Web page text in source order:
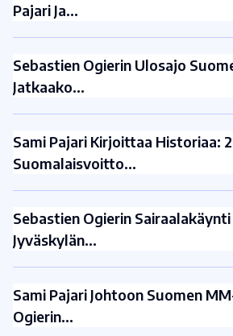
Pajari Ja…
Sebastien Ogierin Ulosajo
Jatkaako…
Sami Pajari Kirjoittaa Historiaa:
Suomalaisvoitto…
Sebastien Ogierin Sairaalakäynti
Jyväskylän…
Sami Pajari Johtoon Suomen
Ogierin…